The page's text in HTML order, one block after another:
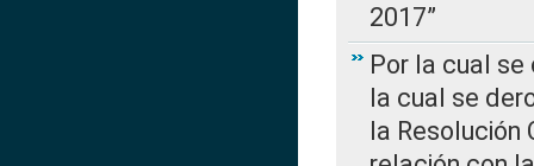
2017”
Por la cual
la cual se
la Resolución